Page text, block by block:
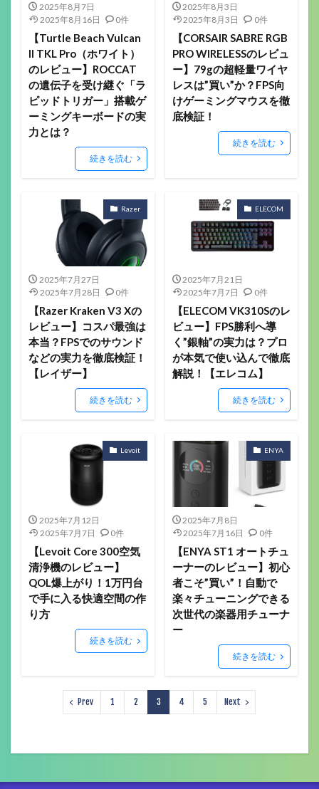
2025年8月7日
2025年8月16日
0件
【Turtle Beach Vulcan
II TKL Pro（ホワイト）
のレビュー】ROCCAT
の遺伝子を受け継ぐ「ラ
ピッドトリガー」搭載ゲ
ーミングキーボードの実
力とは？
続きを読む
2025年8月3日
2025年8月3日
0件
【CORSAIR SABRE RGB
PRO WIRELESSのレビュ
ー】79gの超軽量ワイヤ
レスは”買い”か？FPS向
けゲーミングマウスを徹
底検証！
続きを読む
Razer
2025年7月27日
2025年7月28日
0件
【Razer Kraken V3 Xの
レビュー】コスパ最強は
本当？FPSでのサウンド
などの実力を徹底検証！
【レイザー】
続きを読む
ELECOM
2025年7月21日
2025年7月7日
0件
【ELECOM VK310Sのレ
ビュー】FPS勝利へ導
く”銀軸”の実力は？プロ
が本気で使い込んで徹底
解説！【エレコム】
続きを読む
Levoit
2025年7月12日
2025年7月7日
0件
【Levoit Core 300空気
清浄機のレビュー】
QOL爆上がり！1万円台
で手に入る快適空間の作
り方
続きを読む
ENYA
2025年7月8日
2025年7月16日
0件
【ENYA ST1 オートチュ
ーナーのレビュー】初心
者こそ”買い”！自動で
楽々チューニングできる
次世代の楽器用チューナ
ー
続きを読む
Prev 1 2 3 4 5 Next